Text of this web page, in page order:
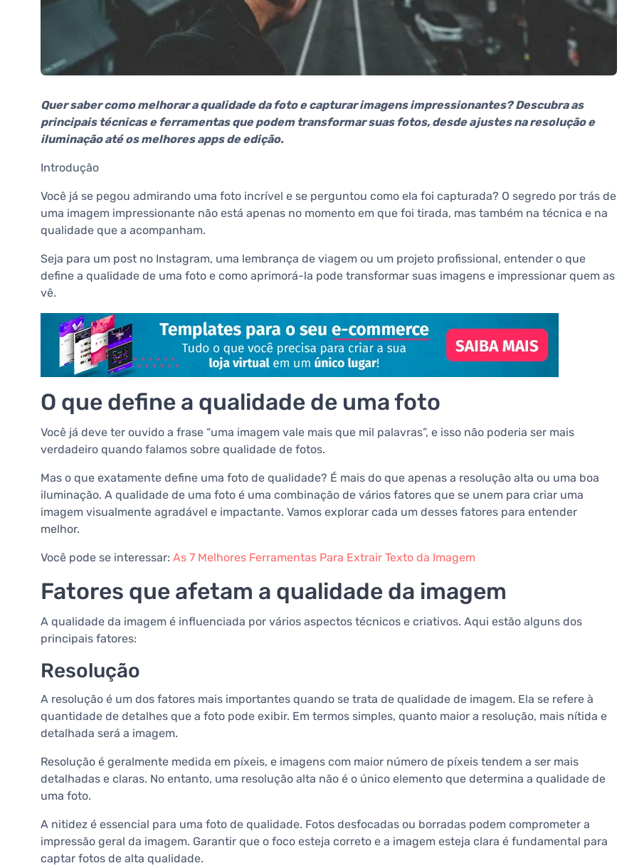
Quer saber como melhorar a qualidade da foto e capturar imagens impressionantes? Descubra as
principais técnicas e ferramentas que podem transformar suas fotos, desde ajustes na resolução e
iluminação até os melhores apps de edição.
Introdução
Você já se pegou admirando uma foto incrível e se perguntou como ela foi capturada? O segredo por trás de
uma imagem impressionante não está apenas no momento em que foi tirada, mas também na técnica e na
qualidade que a acompanham.
Seja para um post no Instagram, uma lembrança de viagem ou um projeto profissional, entender o que
define a qualidade de uma foto e como aprimorá-la pode transformar suas imagens e impressionar quem as
vê.
O que define a qualidade de uma foto
Você já deve ter ouvido a frase “uma imagem vale mais que mil palavras”, e isso não poderia ser mais
verdadeiro quando falamos sobre qualidade de fotos.
Mas o que exatamente define uma foto de qualidade? É mais do que apenas a resolução alta ou uma boa
iluminação. A qualidade de uma foto é uma combinação de vários fatores que se unem para criar uma
imagem visualmente agradável e impactante. Vamos explorar cada um desses fatores para entender
melhor.
Você pode se interessar: As 7 Melhores Ferramentas Para Extrair Texto da Imagem
Fatores que afetam a qualidade da imagem
A qualidade da imagem é influenciada por vários aspectos técnicos e criativos. Aqui estão alguns dos
principais fatores:
Resolução
A resolução é um dos fatores mais importantes quando se trata de qualidade de imagem. Ela se refere à
quantidade de detalhes que a foto pode exibir. Em termos simples, quanto maior a resolução, mais nítida e
detalhada será a imagem.
Resolução é geralmente medida em píxeis, e imagens com maior número de píxeis tendem a ser mais
detalhadas e claras. No entanto, uma resolução alta não é o único elemento que determina a qualidade de
uma foto.
A nitidez é essencial para uma foto de qualidade. Fotos desfocadas ou borradas podem comprometer a
impressão geral da imagem. Garantir que o foco esteja correto e a imagem esteja clara é fundamental para
captar fotos de alta qualidade.